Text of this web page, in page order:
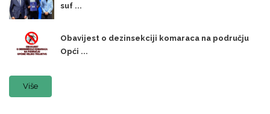
suf ...
Obavijest o dezinsekciji komaraca na području
Opći ...
Više